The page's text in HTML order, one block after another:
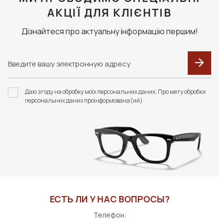
АКЦІЇ ДЛЯ КЛІЄНТІВ
Дізнайтеся про актуальну інформацію першим!
Даю згоду на обробку моїх персональних даних. Про мету обробки
персональних даних проінформована(ий)
ЕСТЬ ЛИ У НАС ВОПРОСЫ?
Телефон: